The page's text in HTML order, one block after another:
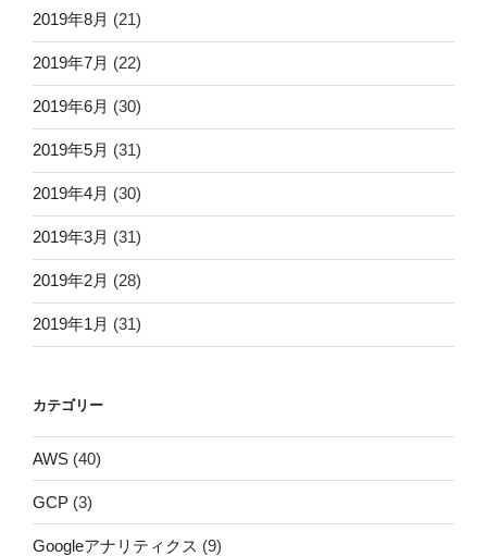
2019年8月 (21)
2019年7月 (22)
2019年6月 (30)
2019年5月 (31)
2019年4月 (30)
2019年3月 (31)
2019年2月 (28)
2019年1月 (31)
カテゴリー
AWS (40)
GCP (3)
Googleアナリティクス (9)